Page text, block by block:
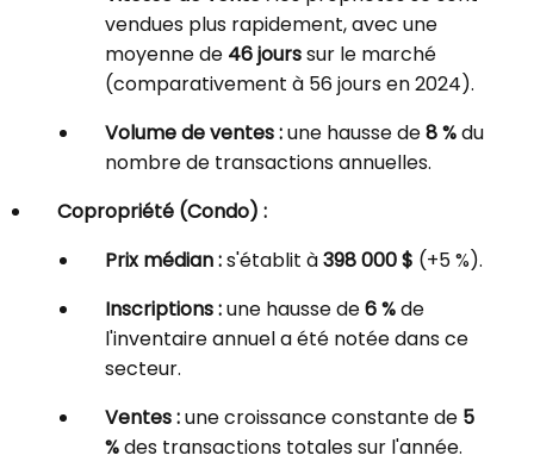
vendues plus rapidement, avec une
moyenne de 46 jourssur le marché
(comparativement à 56 jours en 2024).
Volume de ventes :une hausse de8 %du
nombre de transactions annuelles.
Copropriété (Condo) :
Prix médian :s'établit à398 000 $ (+5 %).
Inscriptions :une hausse de6 %de
l'inventaire annuel a été notée dans ce
secteur.
Ventes :une croissance constante de 5
%des transactions totales sur l'année.